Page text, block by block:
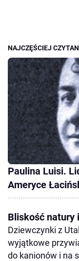
Paulina Luisi.
Ameryce
Bliskość natury
Dziewczynki z
wyjątkowe
do kanionów i na